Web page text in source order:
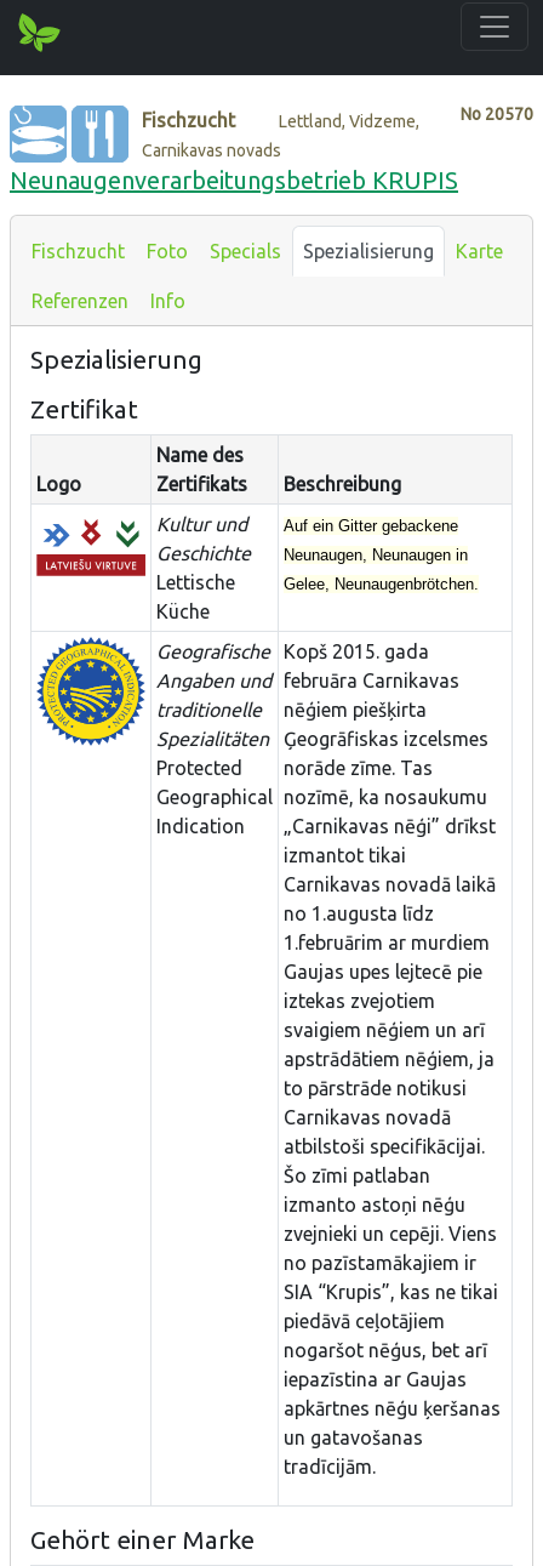
No 20570
Fischzucht
Lettland, Vidzeme,
Carnikavas novads
Neunaugenverarbeitungsbetrieb KRUPIS
Fischzucht Foto Specials Spezialisierung Karte
Referenzen Info
Spezialisierung
Zertifikat
Logo
Name des
Zertifikats
Beschreibung
Kultur und
Geschichte
Lettische
Küche
Auf ein Gitter gebackene
Neunaugen, Neunaugen in
Gelee, Neunaugenbrötchen.
Geografische
Angaben und
traditionelle
Spezialitäten
Protected
Geographical
Indication
Kopš 2015. gada
februāra Carnikavas
nēģiem piešķirta
Ģeogrāfiskas izcelsmes
norāde zīme. Tas
nozīmē, ka nosaukumu
„Carnikavas nēģi” drīkst
izmantot tikai
Carnikavas novadā laikā
no 1.augusta līdz
1.februārim ar murdiem
Gaujas upes lejtecē pie
iztekas zvejotiem
svaigiem nēģiem un arī
apstrādātiem nēģiem, ja
to pārstrāde notikusi
Carnikavas novadā
atbilstoši specifikācijai.
Šo zīmi patlaban
izmanto astoņi nēģu
zvejnieki un cepēji. Viens
no pazīstamākajiem ir
SIA “Krupis”, kas ne tikai
piedāvā ceļotājiem
nogaršot nēģus, bet arī
iepazīstina ar Gaujas
apkārtnes nēģu ķeršanas
un gatavošanas
tradīcijām.
Gehört einer Marke